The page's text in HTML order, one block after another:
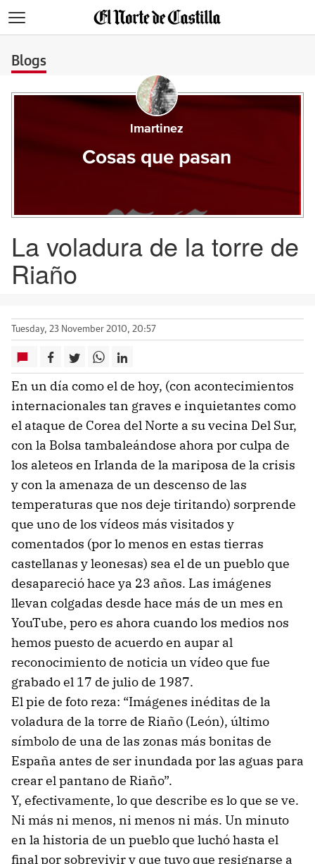
Blogs
lmartinez
Cosas que pasan
La voladura de la torre de
Riaño
Tuesday, 23 November 2010, 20:57
En un día como el de hoy, (con acontecimientos
internacionales tan graves e inquietantes como
el ataque de Corea del Norte a su vecina Del Sur,
con la Bolsa tambaleándose ahora por culpa de
los aleteos en Irlanda de la mariposa de la crisis
y con la amenaza de un descenso de las
temperaturas que nos deje tiritando) sorprende
que uno de los vídeos más visitados y
comentados (por lo menos en estas tierras
castellanas y leonesas) sea el de un pueblo que
desapareció hace ya 23 años. Las imágenes
llevan colgadas desde hace más de un mes en
YouTube, pero es ahora cuando los medios nos
hemos puesto de acuerdo en aupar al
reconocimiento de noticia un vídeo que fue
grabado el 17 de julio de 1987.
El pie de foto reza: “Imágenes inéditas de la
voladura de la torre de Riaño (León), último
símbolo de una de las zonas más bonitas de
España antes de ser inundada por las aguas para
crear el pantano de Riaño”.
Y, efectivamente, lo que describe es lo que se ve.
Ni más ni menos, ni menos ni más. Un minuto
en la historia de un pueblo que luchó hasta el
final por sobrevivir y que tuvo que resignarse a